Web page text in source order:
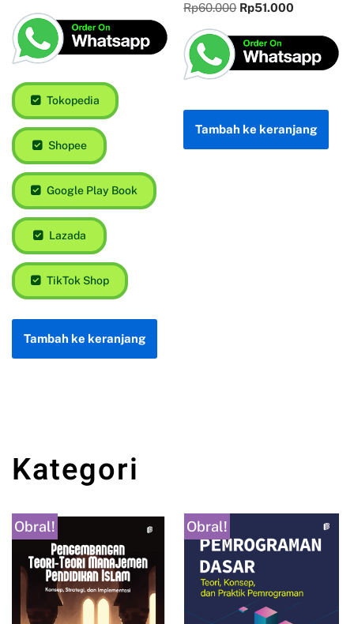
Tokopedia
Shopee
Google Play Book
Lazada
TikTok Shop
Tambah ke keranjang
Rp60.000 Rp51.000
Tambah ke keranjang
Kategori
Obral! Obral!